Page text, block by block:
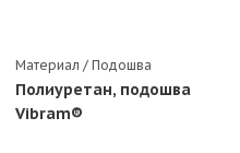
Материал / Подошва
Полиуретан, подошва
Vibram®